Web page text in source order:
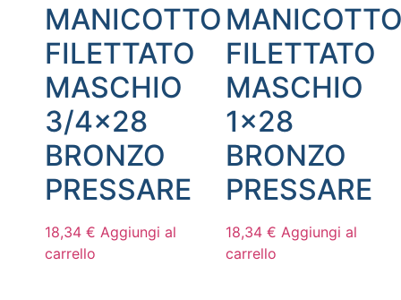
MANICOTTO
FILETTATO
MASCHIO
3/4×28
BRONZO
PRESSARE
18,34 € Aggiungi al
carrello
FILETTATO
MASCHIO
1×28
BRONZO
PRESSARE
18,34 € Aggiungi al
carrello